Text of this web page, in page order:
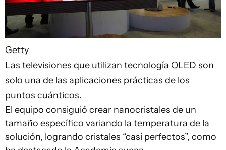
Getty
Las televisiones que utilizan tecnología QLED son
solo una de las aplicaciones prácticas de los
puntos cuánticos.
El equipo consiguió crear nanocristales de un
tamaño específico variando la temperatura de la
solución, logrando cristales “casi perfectos”, como